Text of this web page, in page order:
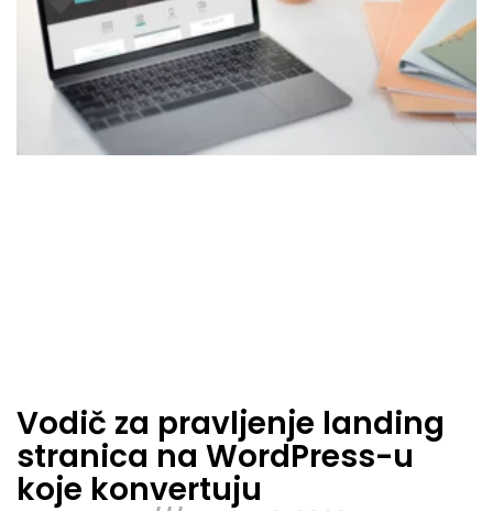
Vodič za pravljenje landing
stranica na WordPress-u
koje konvertuju